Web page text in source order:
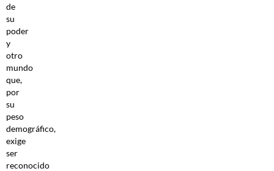
de
su
poder
y
otro
mundo
que,
por
su
peso
demográfico,
exige
ser
reconocido